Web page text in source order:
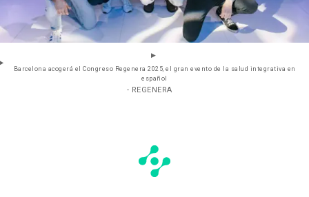
Barcelona acogerá el Congreso Regenera 2025, el gran evento de la salud integrativa en
español
- REGENERA